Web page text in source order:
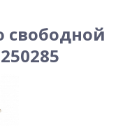
свободной